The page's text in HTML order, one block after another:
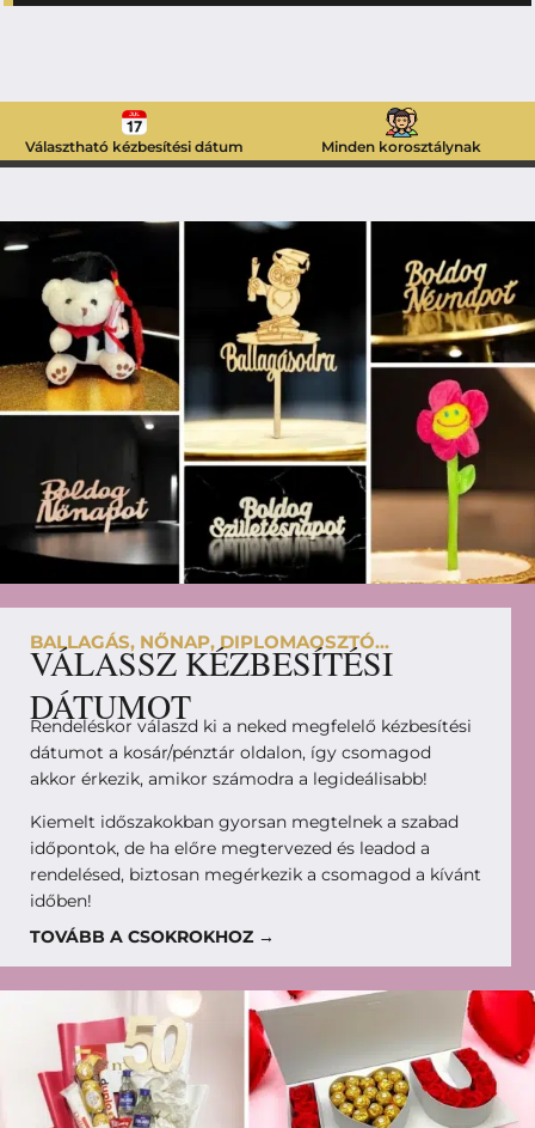
Választható kézbesítési dátum Minden korosztálynak
BALLAGÁS, NŐNAP, DIPLOMAOSZTÓ...
VÁLASSZ KÉZBESÍTÉSI
DÁTUMOT
Rendeléskor válaszd ki a neked megfelelő kézbesítési
dátumot a kosár/pénztár oldalon, így csomagod
akkor érkezik, amikor számodra a legideálisabb!
Kiemelt időszakokban gyorsan megtelnek a szabad
időpontok, de ha előre megtervezed és leadod a
rendelésed, biztosan megérkezik a csomagod a kívánt
időben!
TOVÁBB A CSOKROKHOZ →